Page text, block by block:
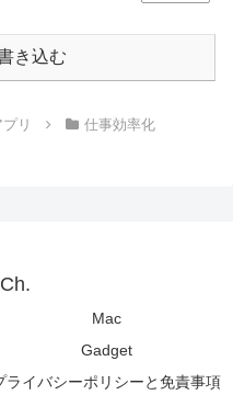
き込む
リ 仕事効率化
Mac
Gadget
ライバシーポリシーと免責事項